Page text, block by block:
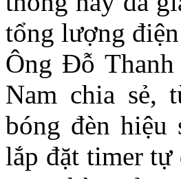
tổng lượng
Ông Đỗ
Nam chia sẻ,
bóng đèn hiệu
lắp đặt timer tự